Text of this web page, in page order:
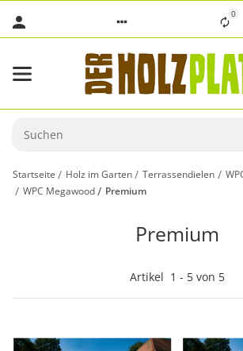
0
Startseite Holz im Garten Terrassendielen
WPC Megawood
Premium
Premium
Artikel 1 - 5 von 5